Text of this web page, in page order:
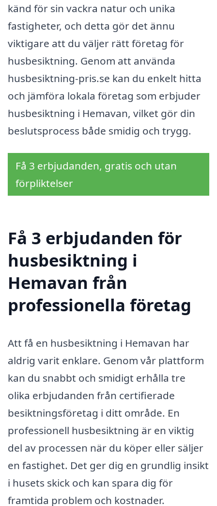
känd för sin vackra natur och unika
fastigheter, och detta gör det ännu
viktigare att du väljer rätt företag för
husbesiktning. Genom att använda
husbesiktning-pris.se kan du enkelt hitta
och jämföra lokala företag som erbjuder
husbesiktning i Hemavan, vilket gör din
beslutsprocess både smidig och trygg.
Få 3 erbjudanden, gratis och utan
förpliktelser
Få 3 erbjudanden för
husbesiktning i
Hemavan från
professionella företag
Att få en husbesiktning i Hemavan har
aldrig varit enklare. Genom vår plattform
kan du snabbt och smidigt erhålla tre
olika erbjudanden från certifierade
besiktningsföretag i ditt område. En
professionell husbesiktning är en viktig
del av processen när du köper eller säljer
en fastighet. Det ger dig en grundlig insikt
i husets skick och kan spara dig för
framtida problem och kostnader.